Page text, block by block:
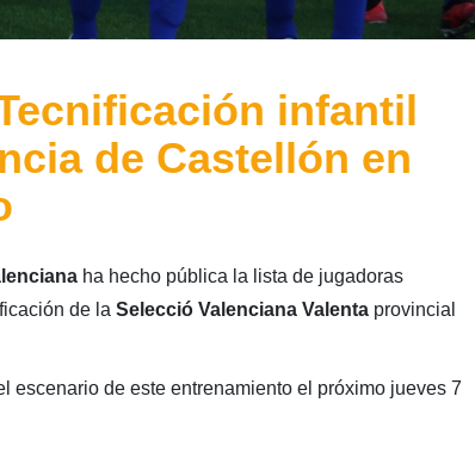
infantil
de Castellón en
ha hecho pública la lista de jugadoras
de la Selecció Valenciana Valentaprovincial
escenario de este entrenamiento el próximo jueves 7